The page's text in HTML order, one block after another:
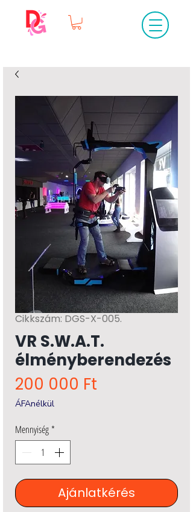
Cikkszám: DGS-X-005.
VR S.W.A.T.
élményberendezés
200 000 Ft
ÁFAnélkül
Mennyiség*
Ajánlatkérés